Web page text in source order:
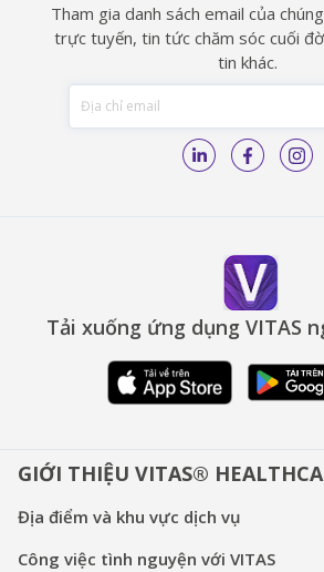
Tham gia danh sách email của
trực tuyến, tin tức chăm sóc cuối
tin khác.
Tải xuống ứng dụng VITAS
GIỚI THIỆU VITAS®
Địa điểm và khu vực dịch vụ
Công việc tình nguyện với VITAS